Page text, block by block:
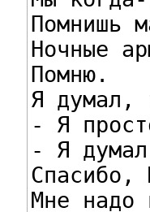
Помнишь
Ночные
Помню.
Я думал,
- Я
- Я
Спасибо,
Мне надо